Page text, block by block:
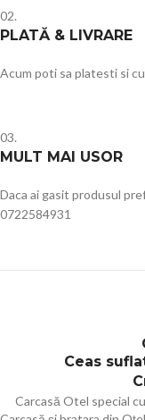
02.
PLATĂ & LIVRARE
Acum poti sa platesti si
03.
MULT MAI USOR
Daca ai gasit produsul
0722584931
Carcasă Otel special
Ceas